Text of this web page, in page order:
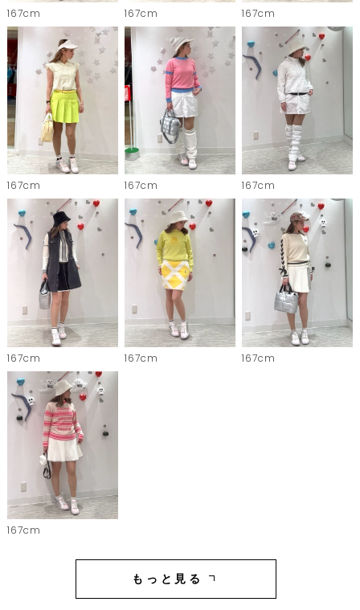
167cm 167cm 167cm
167cm 167cm 167cm
167cm 167cm 167cm
167cm
もっと見る